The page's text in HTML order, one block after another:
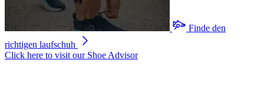
Sternen,
Durchschnittswert
der
Read
38
Finde den
richtigen laufschuh
Click here to visit our Shoe Advisor